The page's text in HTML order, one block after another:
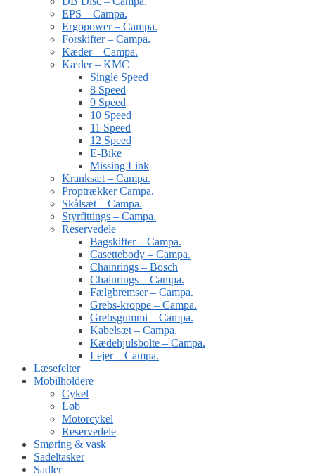
EPS – Campa.
Ergopower – Campa.
Forskifter – Campa.
Kæder – Campa.
Kæder – KMC
Single Speed
8 Speed
9 Speed
10 Speed
11 Speed
12 Speed
E-Bike
Missing Link
Kranksæt – Campa.
Proptrækker Campa.
Skålsæt – Campa.
Styrfittings – Campa.
Reservedele
Bagskifter – Campa.
Casettebody – Campa.
Chainrings – Bosch
Chainrings – Campa.
Fælgbremser – Campa.
Grebs-kroppe – Campa.
Grebsgummi – Campa.
Kabelsæt – Campa.
Kædehjulsbolte – Campa.
Lejer – Campa.
Læsefelter
Mobilholdere
Cykel
Løb
Motorcykel
Reservedele
Smøring & vask
Sadeltasker
Sadler